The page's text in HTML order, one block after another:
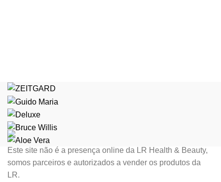
Este site não é a presença online da LR Health & Beauty,
somos parceiros e autorizados a vender os produtos da
LR.